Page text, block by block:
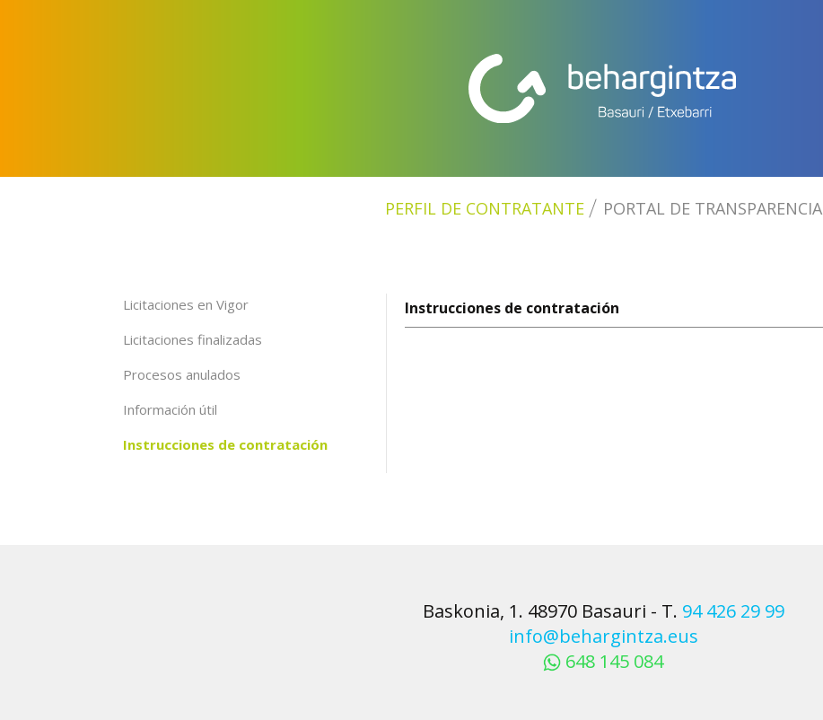
PERFIL DE CONTRATANTE PORTAL DE TRANSPARENCIA
Licitaciones en Vigor
Licitaciones finalizadas
Procesos anulados
Información útil
Instrucciones de contratación
Instrucciones de contratación
Baskonia, 1. 48970 Basauri - T. 94 426 29 99
info@behargintza.eus
648 145 084